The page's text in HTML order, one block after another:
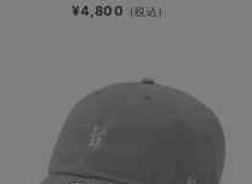
¥4,800 (税込)